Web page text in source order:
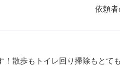
依頼
！散歩もトイレ回り掃除もとて